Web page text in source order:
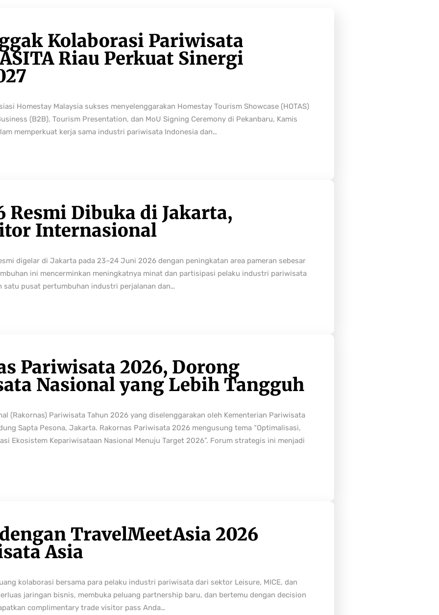
Kolaborasi Pariwisata
Riau Perkuat Sinergi
Homestay Malaysia sukses menyelenggarakan Homestay Tourism Showcase (HOTAS)
(B2B), Tourism Presentation, dan MoU Signing Ceremony di Pekanbaru, Kamis
memperkuat kerja sama industri pariwisata Indonesia dan…
Resmi Dibuka di Jakarta,
Internasional
digelar di Jakarta pada 23–24 Juni 2026 dengan peningkatan area pameran sebesar
ini mencerminkan meningkatnya minat dan partisipasi pelaku industri pariwisata
satu pusat pertumbuhan industri perjalanan dan…
Pariwisata 2026, Dorong
Nasional yang Lebih Tangguh
(Rakornas) Pariwisata Tahun 2026 yang diselenggarakan oleh Kementerian Pariwisata
Sapta Pesona, Jakarta. Rakornas Pariwisata 2026 mengusung tema “Optimalisasi,
Ekosistem Kepariwisataan Nasional Menuju Target 2026”. Forum strategis ini menjadi
TravelMeetAsia 2026
Asia
kolaborasi bersama para pelaku industri pariwisata dari sektor Leisure, MICE, dan
jaringan bisnis, membuka peluang partnership baru, dan bertemu dengan decision
complimentary trade visitor pass Anda…